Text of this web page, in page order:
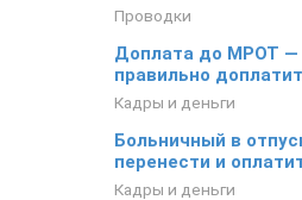
Проводки
Доплата до МРОТ —
правильно
Кадры и деньги
Больничный в
перенести и
Кадры и деньги